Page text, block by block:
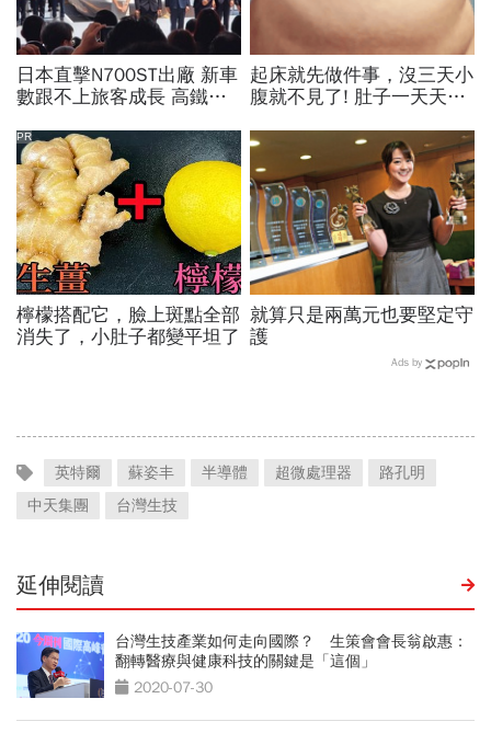
日本直擊N700ST出廠 新車
數跟不上旅客成長 高鐵遇3
價
起床就先做件事，沒三天小
腹就不見了! 肚子一天天變
檸檬搭配它，臉上斑點全部
消失了，小肚子都變平坦了
PR
就算只是兩萬元也要堅定守
護
Ads by
英特爾 蘇姿丰 半導體 超微處理器
路孔明
中天集團
台灣生技
延伸閱讀
台灣生技產業如何走向國際？ 生策會會長翁啟惠：
翻轉醫療與健康科技的關鍵是「這個」
2020-07-30